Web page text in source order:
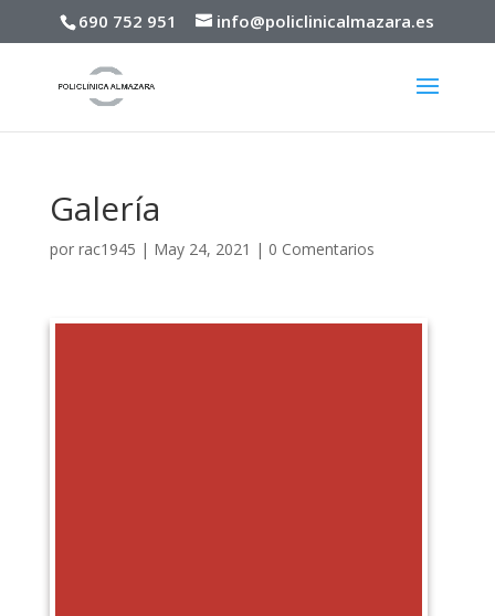
690 752 951 info@policlinicalmazara.es
Galería
por rac1945 | May 24, 2021 | 0 Comentarios